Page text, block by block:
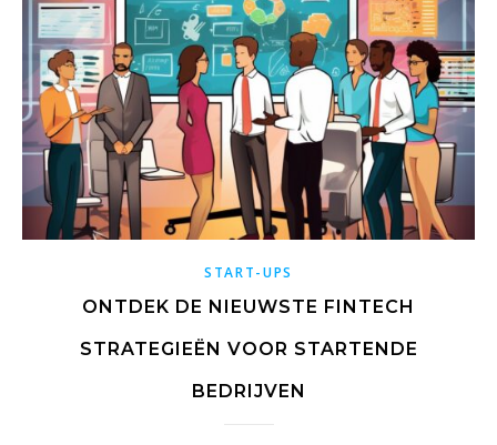
START-UPS
ONTDEK DE NIEUWSTE FINTECH
STRATEGIEËN VOOR STARTENDE
BEDRIJVEN